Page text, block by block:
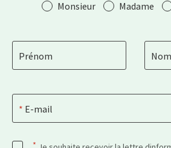
SalutationMonsieur Madame
Prénom Nom
E-mail
*